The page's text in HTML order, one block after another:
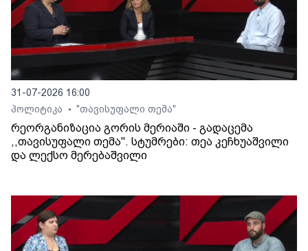
31-07-2026 16:00
პოლიტიკა
• "თავისუფალი თემა"
რეორგანიზაცია გორის მერიაში - გადაცემა
,,თავისუფალი თემა". სტუმრები: თეა კეჩხუაშვილი
და ლექსო მერებაშვილი